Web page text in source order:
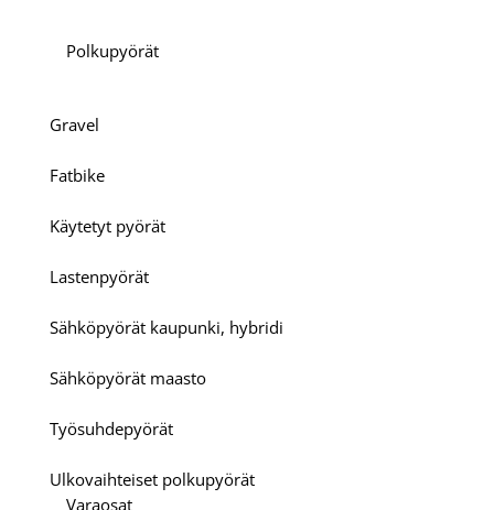
Polkupyörät
Gravel
Fatbike
Käytetyt pyörät
Lastenpyörät
Sähköpyörät kaupunki, hybridi
Sähköpyörät maasto
Työsuhdepyörät
Ulkovaihteiset polkupyörät
Varaosat